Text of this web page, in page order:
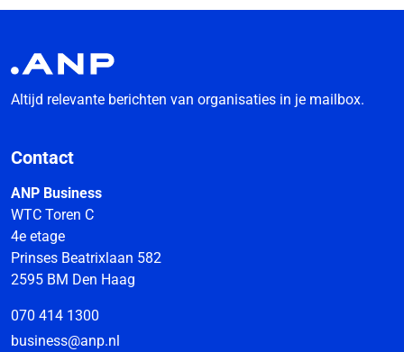
Altijd relevante berichten van organisaties in je mailbox.
Contact
ANP Business
WTC Toren C
4e etage
Prinses Beatrixlaan 582
2595 BM Den Haag
070 414 1300
business@anp.nl